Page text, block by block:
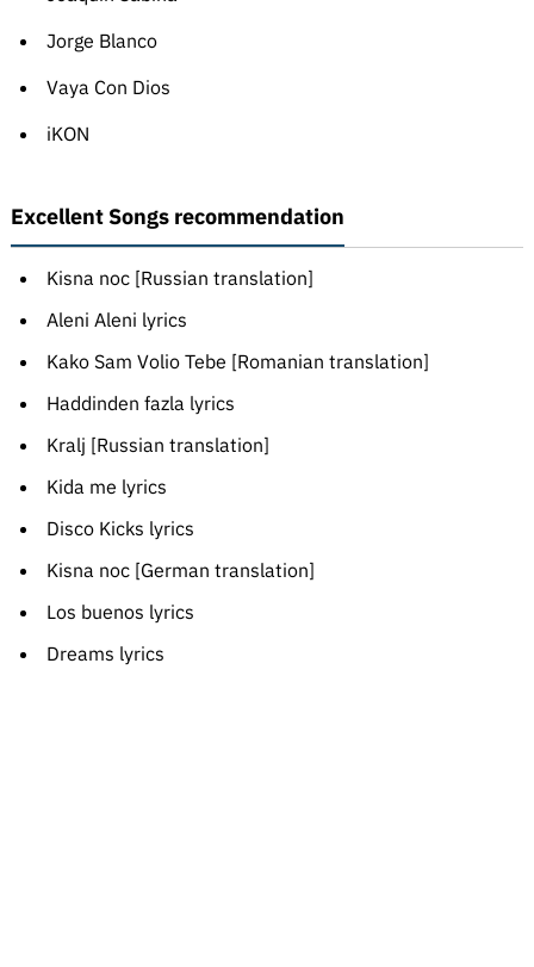
Jorge Blanco
Vaya Con Dios
iKON
Excellent Songs recommendation
Kisna noc [Russian translation]
Aleni Aleni lyrics
Kako Sam Volio Tebe [Romanian translation]
Haddinden fazla lyrics
Kralj [Russian translation]
Kida me lyrics
Disco Kicks lyrics
Kisna noc [German translation]
Los buenos lyrics
Dreams lyrics